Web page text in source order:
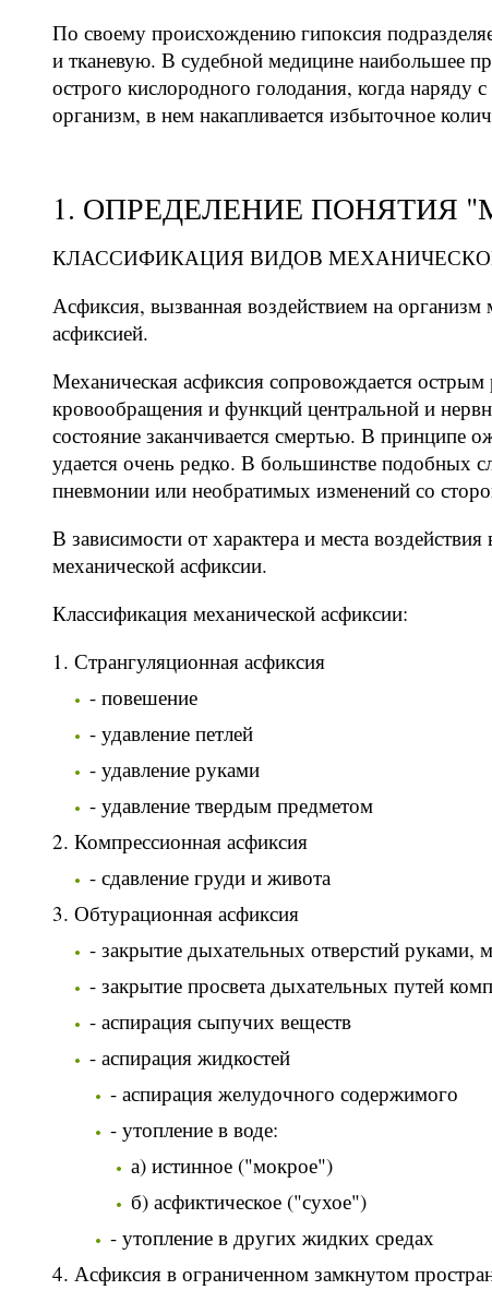
По своему происхождению гипоксия
и тканевую. В судебной медицине наибольшее
острого кислородного голодания, когда наряду
организм, в нем накапливается избыточное
1. ОПРЕДЕЛЕНИЕ ПОНЯТИЯ
КЛАССИФИКАЦИЯ ВИДОВ
Асфиксия, вызванная воздействием на организм
асфиксией.
Механическая асфиксия сопровождается
кровообращения и функций центральной и
состояние заканчивается смертью. В принципе
удается очень редко. В большинстве подобных
пневмонии или необратимых изменений со
В зависимости от характера и места
механической асфиксии.
Классификация механической асфиксии:
Странгуляционная асфиксия
- повешение
- удавление петлей
- удавление руками
- удавление твердым предметом
Компрессионная асфиксия
- сдавление груди и живота
Обтурационная асфиксия
- закрытие дыхательных отверстий руками,
- закрытие просвета дыхательных путей
- аспирация сыпучих веществ
- аспирация жидкостей
- аспирация желудочного содержимого
- утопление в воде:
а) истинное ("мокрое")
б) асфиктическое ("сухое")
- утопление в других жидких средах
Асфиксия в ограниченном замкнутом